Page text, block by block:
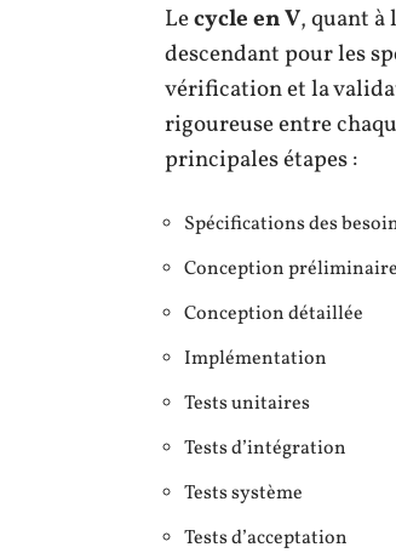
Lecycle en V, quant
descendant pour les
vérification et la
rigoureuse entre
principales étapes :
Spécifications des
Conception préliminaire
Conception détaillée
Implémentation
Tests unitaires
Tests d’intégration
Tests système
Tests d’acceptation